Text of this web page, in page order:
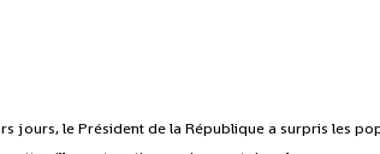
jours, le Président de la République a surpris les